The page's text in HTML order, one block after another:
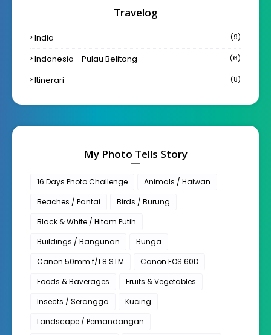
Travelog
India (9)
Indonesia - Pulau Belitong (6)
Itinerari (8)
My Photo Tells Story
16 Days Photo Challenge
Animals / Haiwan
Beaches / Pantai
Birds / Burung
Black & White / Hitam Putih
Buildings / Bangunan
Bunga
Canon 50mm f/1.8 STM
Canon EOS 60D
Foods & Baverages
Fruits & Vegetables
Insects / Serangga
Kucing
Landscape / Pemandangan